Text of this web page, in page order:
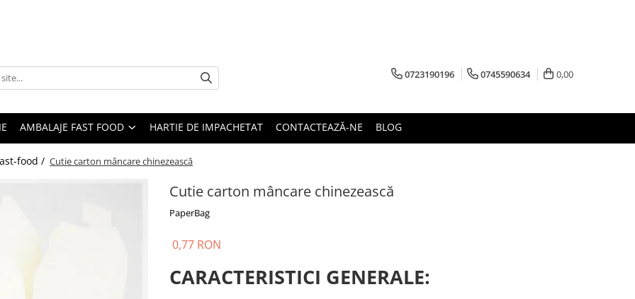
0723190196 0745590634 0,00
AMBALAJE FAST FOOD HARTIE DE IMPACHETAT CONTACTEAZĂ-NE BLOG
food / Cutie carton mâncare chinezească
Cutie carton mâncare chinezească
PaperBag
0,77 RON
CARACTERISTICI GENERALE: